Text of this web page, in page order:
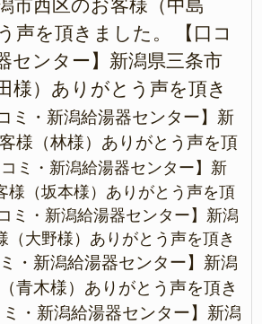
市西区のお客様（中島
声を頂きました。
【口コ
センター】新潟県三条市
様）ありがとう声を頂き
コミ・新潟給湯器センター】新
様（林様）ありがとう声を頂
コミ・新潟給湯器センター】新
様（坂本様）ありがとう声を頂
コミ・新潟給湯器センター】新潟
（大野様）ありがとう声を頂き
ミ・新潟給湯器センター】新潟
青木様）ありがとう声を頂き
ミ・新潟給湯器センター】新潟